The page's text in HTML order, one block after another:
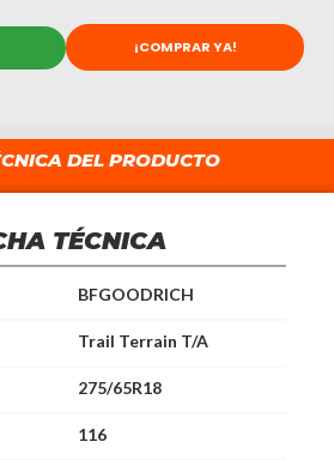
¡COMPRAR YA!
DEL PRODUCTO
TÉCNICA
BFGOODRICH
Trail Terrain T/A
275/65R18
116